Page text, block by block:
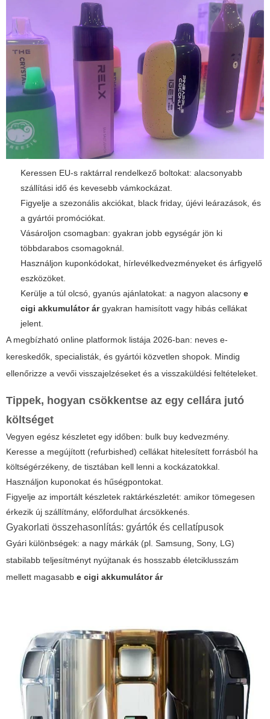
Keressen EU-s raktárral rendelkező boltokat: alacsonyabb
szállítási idő és kevesebb vámkockázat.
Figyelje a szezonális akciókat, black friday, újévi leárazások, és
a gyártói promóciókat.
Vásároljon csomagban: gyakran jobb egységár jön ki
többdarabos csomagoknál.
Használjon kuponkódokat, hírlevélkedvezményeket és árfigyelő
eszközöket.
Kerülje a túl olcsó, gyanús ajánlatokat: a nagyon alacsony e
cigi akkumulátor árgyakran hamisított vagy hibás cellákat
jelent.
A megbízható online platformok listája 2026-ban: neves e-
kereskedők, specialisták, és gyártói közvetlen shopok. Mindig
ellenőrizze a vevői visszajelzéseket és a visszaküldési feltételeket.
Tippek, hogyan csökkentse az egy cellára jutó
költséget
Vegyen egész készletet egy időben: bulk buy kedvezmény.
Keresse a megújított (refurbished) cellákat hitelesített forrásból ha
költségérzékeny, de tisztában kell lenni a kockázatokkal.
Használjon kuponokat és hűségpontokat.
Figyelje az importált készletek raktárkészletét: amikor tömegesen
érkezik új szállítmány, előfordulhat árcsökkenés.
Gyakorlati összehasonlítás: gyártók és cellatípusok
Gyári különbségek: a nagy márkák (pl. Samsung, Sony, LG)
stabilabb teljesítményt nyújtanak és hosszabb életciklusszám
mellett magasabb e cigi akkumulátor ár